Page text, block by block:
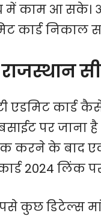
में काम आ सके।
कार्ड निकाल
एडमिट कार्ड
पर जाना है
करने के बाद
2024 लिंक
कुछ डिटेल्स